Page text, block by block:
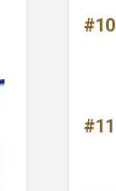
#10
#11